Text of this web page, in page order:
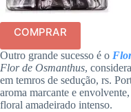
COMPRAR
Outro grande sucesso é o
Flor de Osmanthus,
em temros de sedução, rs.
aroma marcante e
floral amadeirado intenso.